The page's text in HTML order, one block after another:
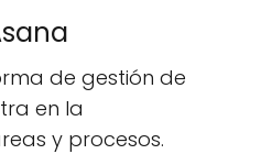
de gestión de
en la
y procesos.